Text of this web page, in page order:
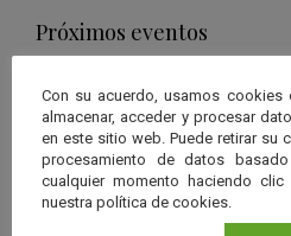
Próximos eventos
26 JUN 2026 - 26
Eclipse,Planetario/
Málaga,Sevilla
Con su acuerdo, usamos cookies
almacenar, acceder y procesar
en este sitio web. Puede retirar su
procesamiento de datos
cualquier momento haciendo
nuestra política de cookies.